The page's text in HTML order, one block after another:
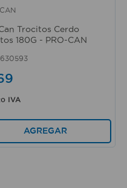
rápida
Trocitos Cerdo
180G - PRO-CAN
630593
IVA
AGREGAR